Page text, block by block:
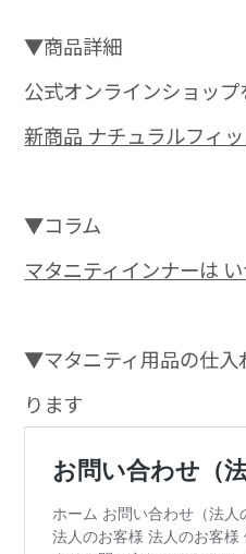
▼商品詳細
公式オンラインショッ
新商品 ナチュラルフィ
▼コラム
マタニティインナーは
▼マタニティ用品の仕入
ります